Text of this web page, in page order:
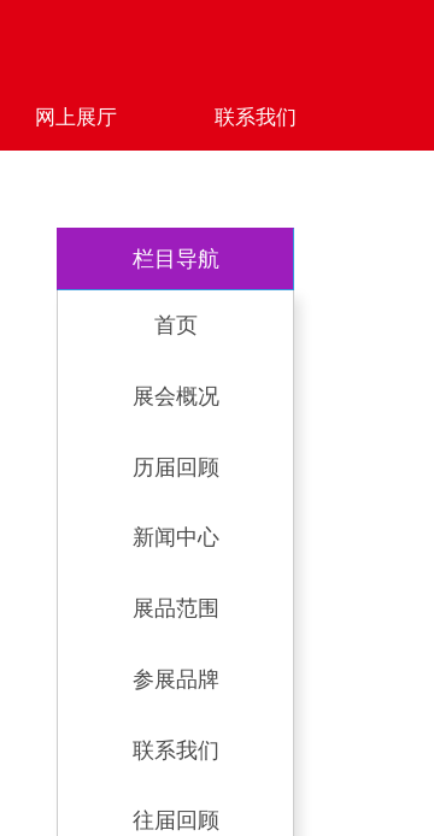
网上展厅 联系我们
首页
展会概况
历届回顾
新闻中心
展品范围
参展品牌
联系我们
往届回顾
栏目导航